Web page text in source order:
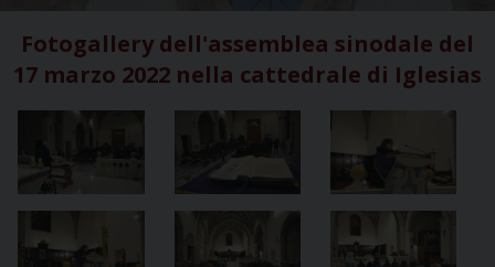
Fotogallery dell'assemblea sinodale del
17 marzo 2022 nella cattedrale di Iglesias